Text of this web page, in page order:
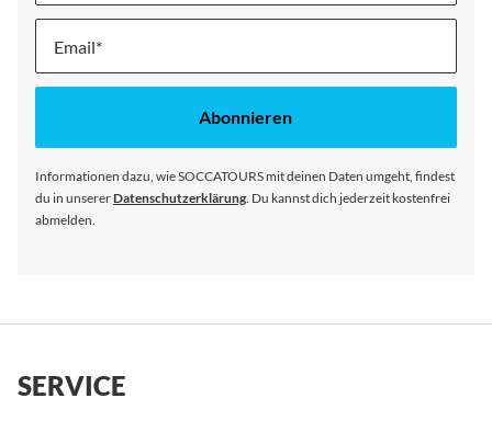
Melde
für
Abonnieren
Informationen dazu, wie SOCCATOURS mit deinen Daten umgeht, findest
du in unsererDatenschutzerklärung. Du kannst dich jederzeit kostenfrei
abmelden.
SERVICE